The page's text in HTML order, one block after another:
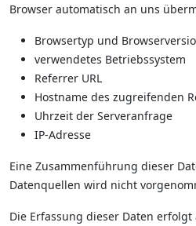
Browser automatisch an uns
Browsertyp und
verwendetes Betriebssystem
Referrer URL
Hostname des zugreifenden
Uhrzeit der Serveranfrage
IP-Adresse
Eine Zusammenführung dieser
Datenquellen wird nicht
Die Erfassung dieser Daten